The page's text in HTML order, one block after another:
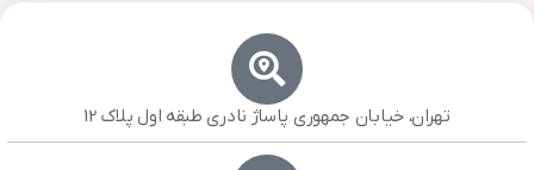
تهران، خیابان جمهوری پاساژ نادری طبقه اول پلاک 12